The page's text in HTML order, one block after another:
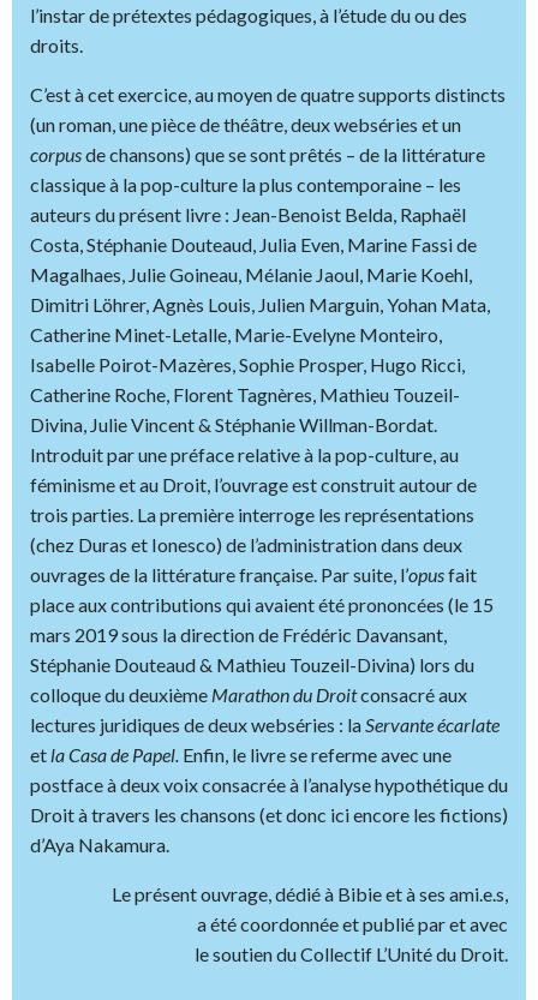
l’instar de prétextes pédagogiques, à l’étude du ou des
droits.
C’est à cet exercice, au moyen de quatre supports distincts
(un roman, une pièce de théâtre, deux webséries et un
corpusde chansons) que se sont prêtés – de la littérature
classique à la pop-culture la plus contemporaine – les
auteurs du présent livre : Jean-Benoist Belda, Raphaël
Costa, Stéphanie Douteaud, Julia Even, Marine Fassi de
Magalhaes, Julie Goineau, Mélanie Jaoul, Marie Koehl,
Dimitri Löhrer, Agnès Louis, Julien Marguin, Yohan Mata,
Catherine Minet-Letalle, Marie-Evelyne Monteiro,
Isabelle Poirot-Mazères, Sophie Prosper, Hugo Ricci,
Catherine Roche, Florent Tagnères, Mathieu Touzeil-
Divina, Julie Vincent & Stéphanie Willman-Bordat.
Introduit par une préface relative à la pop-culture, au
féminisme et au Droit, l’ouvrage est construit autour de
trois parties. La première interroge les représentations
(chez Duras et Ionesco) de l’administration dans deux
ouvrages de la littérature française. Par suite, l’opusfait
place aux contributions qui avaient été prononcées (le 15
mars 2019 sous la direction de Frédéric Davansant,
Stéphanie Douteaud & Mathieu Touzeil-Divina) lors du
colloque du deuxième Marathon du Droitconsacré aux
lectures juridiques de deux webséries : laServante écarlate
et la Casa de Papel. Enfin, le livre se referme avec une
postface à deux voix consacrée à l’analyse hypothétique du
Droit à travers les chansons (et donc ici encore les fictions)
d’Aya Nakamura.
Le présent ouvrage, dédié à Bibie et à ses ami.e.s,
a été coordonnée et publié par et avec
le soutien du Collectif L’Unité du Droit.